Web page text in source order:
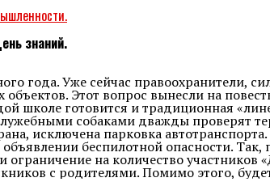
знаний.
года. Уже сейчас правоохранители,
Этот вопрос вынесли на
школе готовится и традиционная
собаками дважды проверят
исключена парковка автотранспорта.
беспилотной опасности.
на количество
с родителями. Помимо этого,